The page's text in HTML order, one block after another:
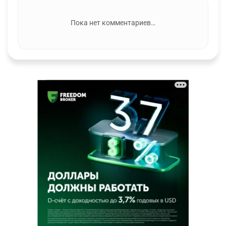
Пока нет комментариев…